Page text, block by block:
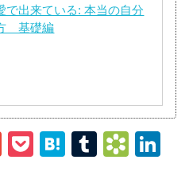
で出来ている: 本当の自分
基礎編
G
P
H
T
B